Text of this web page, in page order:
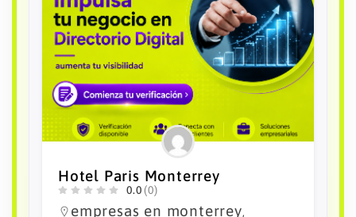
City Express Plus by Marriott
Monterrey Nuevo Sur
0.0 (0)